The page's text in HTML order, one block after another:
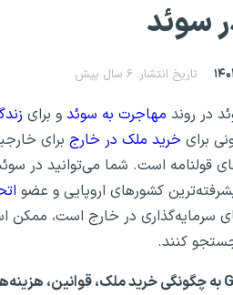
سوئد
تاریخ انتشار: ۶ سال پیش
در روند مهاجرت به سوئد و برای
برای خرید ملک در خارج برای
قولنامه است. شما می‌توانید در
کشورهای اروپایی و عضو
سرمایه‌گذاری در خارج است،
کنند.